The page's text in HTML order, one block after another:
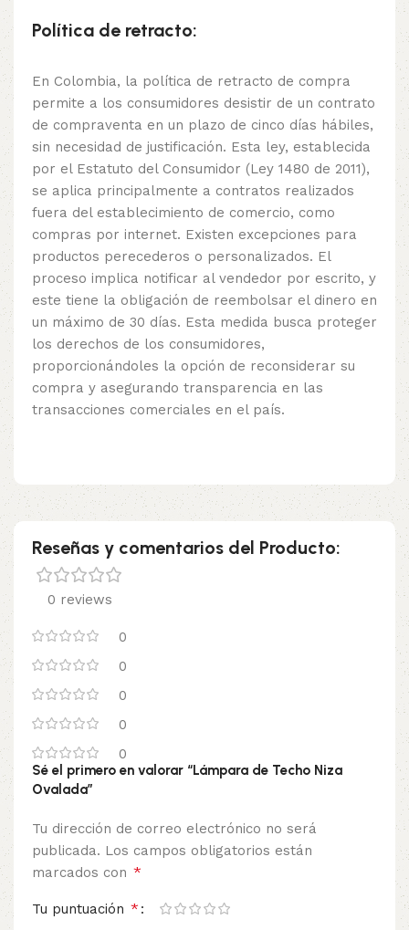
Política de retracto:
En Colombia, la política de retracto de compra
permite a los consumidores desistir de un contrato
de compraventa en un plazo de cinco días hábiles,
sin necesidad de justificación. Esta ley, establecida
por el Estatuto del Consumidor (Ley 1480 de 2011),
se aplica principalmente a contratos realizados
fuera del establecimiento de comercio, como
compras por internet. Existen excepciones para
productos perecederos o personalizados. El
proceso implica notificar al vendedor por escrito, y
este tiene la obligación de reembolsar el dinero en
un máximo de 30 días. Esta medida busca proteger
los derechos de los consumidores,
proporcionándoles la opción de reconsiderar su
compra y asegurando transparencia en las
transacciones comerciales en el país.
Reseñas y comentarios del Producto:
0 reviews
0
0
0
0
0
Sé el primero en valorar “Lámpara de Techo Niza
Ovalada”
Tu dirección de correo electrónico no será
publicada. Los campos obligatorios están
marcados con *
Tu puntuación *